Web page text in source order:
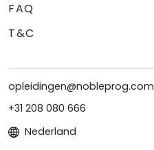
FAQ
T&C
opleidingen@nobleprog.com
+31 208 080 666
Nederland